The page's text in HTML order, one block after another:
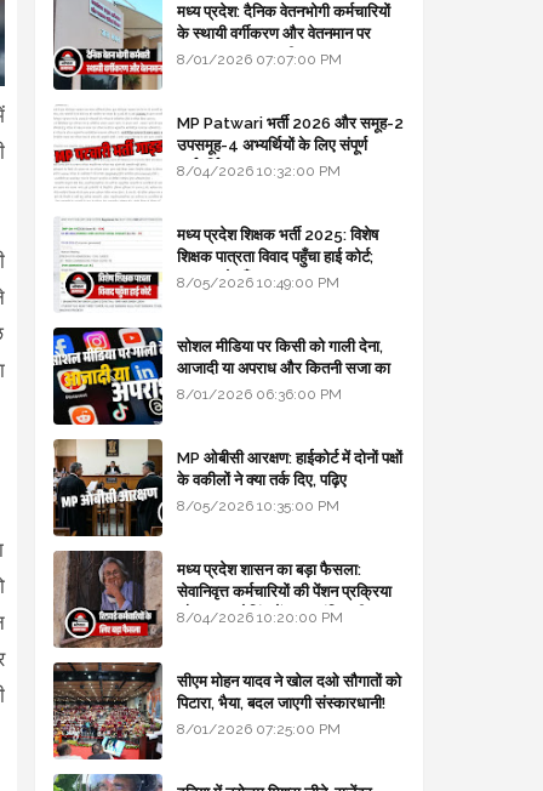
मध्य प्रदेश: दैनिक वेतनभोगी कर्मचारियों
के स्थायी वर्गीकरण और वेतनमान पर
सरकार का बड़ा स्पष्टीकरण
8/01/2026 07:07:00 PM
MP Patwari भर्ती 2026 और समूह-2
उपसमूह-4 अभ्यर्थियों के लिए संपूर्ण
मार्गदर्शिका
8/04/2026 10:32:00 PM
मध्य प्रदेश शिक्षक भर्ती 2025: विशेष
शिक्षक पात्रता विवाद पहुँचा हाई कोर्ट;
सरकार से माँगा जवाब
8/05/2026 10:49:00 PM
सोशल मीडिया पर किसी को गाली देना,
आजादी या अपराध और कितनी सजा का
प्रावधान - free legal advice
8/01/2026 06:36:00 PM
MP ओबीसी आरक्षण: हाईकोर्ट में दोनों पक्षों
के वकीलों ने क्या तर्क दिए, पढ़िए
8/05/2026 10:35:00 PM
मध्य प्रदेश शासन का बड़ा फैसला:
सेवानिवृत्त कर्मचारियों की पेंशन प्रक्रिया
और बजट कोडिंग में हुए क्रांतिकारी
8/04/2026 10:20:00 PM
सीएम मोहन यादव ने खोल दओ सौगातों को
पिटारा, भैया, बदल जाएगी संस्कारधानी!
8/01/2026 07:25:00 PM